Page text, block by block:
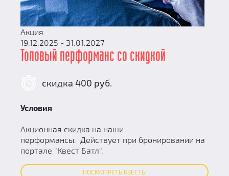
Акция
19.12.2025 - 31.01.2027
Топовый перформанс со скидкой
скидка 400 руб.
Условия
Акционная скидка на наши
перформансы. Действует при бронировании на
портале "Квест Батл".
ПОСМОТРЕТЬ КВЕСТЫ